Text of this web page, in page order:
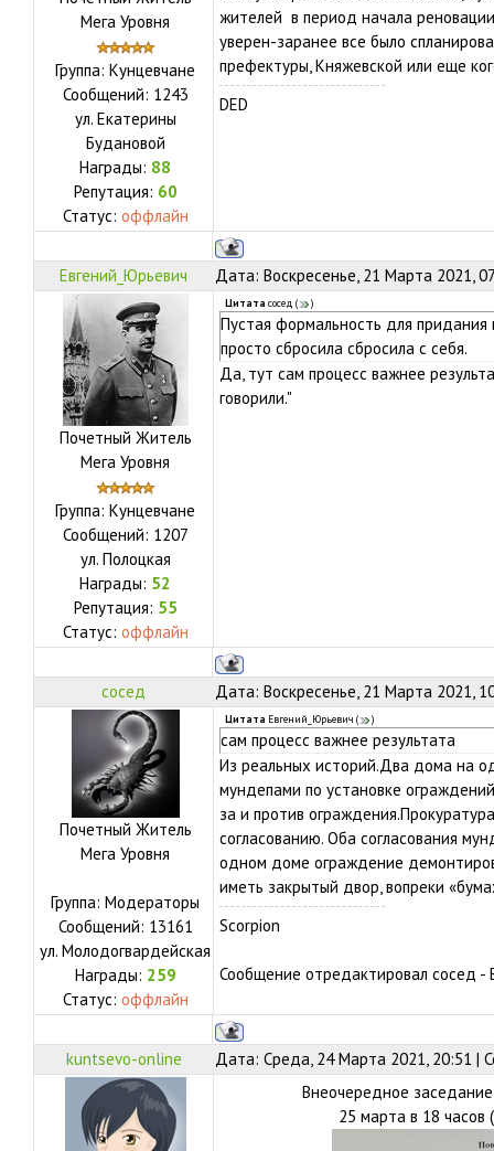
Мега Уровня
Группа: Кунцевчане
Сообщений: 1243
ул. Екатерины
Будановой
Награды: 88
Репутация: 60
Статус: оффлайн
жителей в период начала
уверен-заранее все было
префектуры, Княжевской или еще
DED
Евгений_Юрьевич Дата: Воскресенье, 21 Марта 2021,
Почетный Житель
Мега Уровня
Группа: Кунцевчане
Сообщений: 1207
ул. Полоцкая
Награды: 52
Репутация: 55
Статус: оффлайн
Цитата сосед ( )
Пустая формальность для
просто сбросила сбросила с себя.
Да, тут сам процесс важнее
говорили."
сосед Дата: Воскресенье, 21 Марта 2021,
Почетный Житель
Мега Уровня
Группа: Модераторы
Сообщений: 13161
ул. Молодогвардейская
Награды: 259
Статус: оффлайн
Цитата Евгений_Юрьевич ( )
сам процесс важнее результата
Из реальных историй.Два дома на
мундепами по установке
за и против
согласованию. Оба согласования
одном доме ограждение
иметь закрытый двор, вопреки
Scorpion
Сообщение отредактировал сосед -
kuntsevo-online
Дата: Среда, 24 Марта 2021, 20:51 |
Внеочередное
25 марта в 18 часов